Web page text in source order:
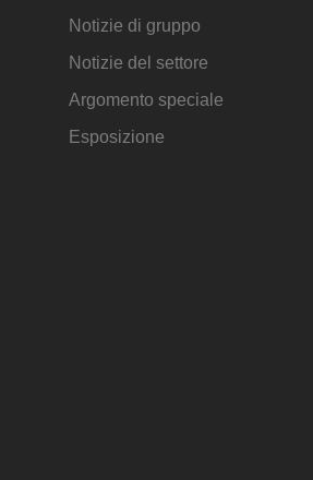
Notizie di gruppo
Notizie del settore
Argomento speciale
Esposizione